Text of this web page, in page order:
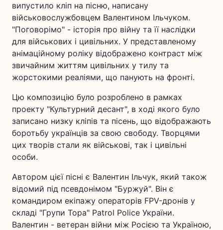
випустило кліп на пісню, написану
військовослужбовцем Валентином Ільчуком.
"Поговорімо" - історія про війну та її наслідки
для військових і цивільних. У представленому
анімаційному роліку відображено контраст між
звичайним життям цивільних у тилу та
жорстокими реаліями, що панують на фронті.
Цю композицію було розроблено в рамках
проекту "Культурний десант", в ході якого було
записано низку кліпів та пісень, що відображають
боротьбу українців за свою свободу. Творцями
цих творів стали як військові, так і цивільні
особи.
Автором цієї пісні є Валентин Ільчук, який також
відомий під псевдонімом "Буржуй". Він є
командиром екіпажу операторів FPV-дронів у
складі "Групи Тора" Patrol Police України.
Валентин - ветеран війни між Росією та Україною,